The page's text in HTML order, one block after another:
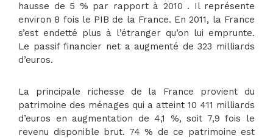
hausse de 5 % par rapport à 2010 . Il représente
environ 8 fois le PIB de la France. En 2011, la France
s’est endetté plus à l’étranger qu’on lui emprunte.
Le passif financier net a augmenté de 323 milliards
d’euros.
La principale richesse de la France provient du
patrimoine des ménages qui a atteint 10 411 milliards
d’euros en augmentation de 4,1 %, soit 7,9 fois le
revenu disponible brut. 74 % de ce patrimoine est